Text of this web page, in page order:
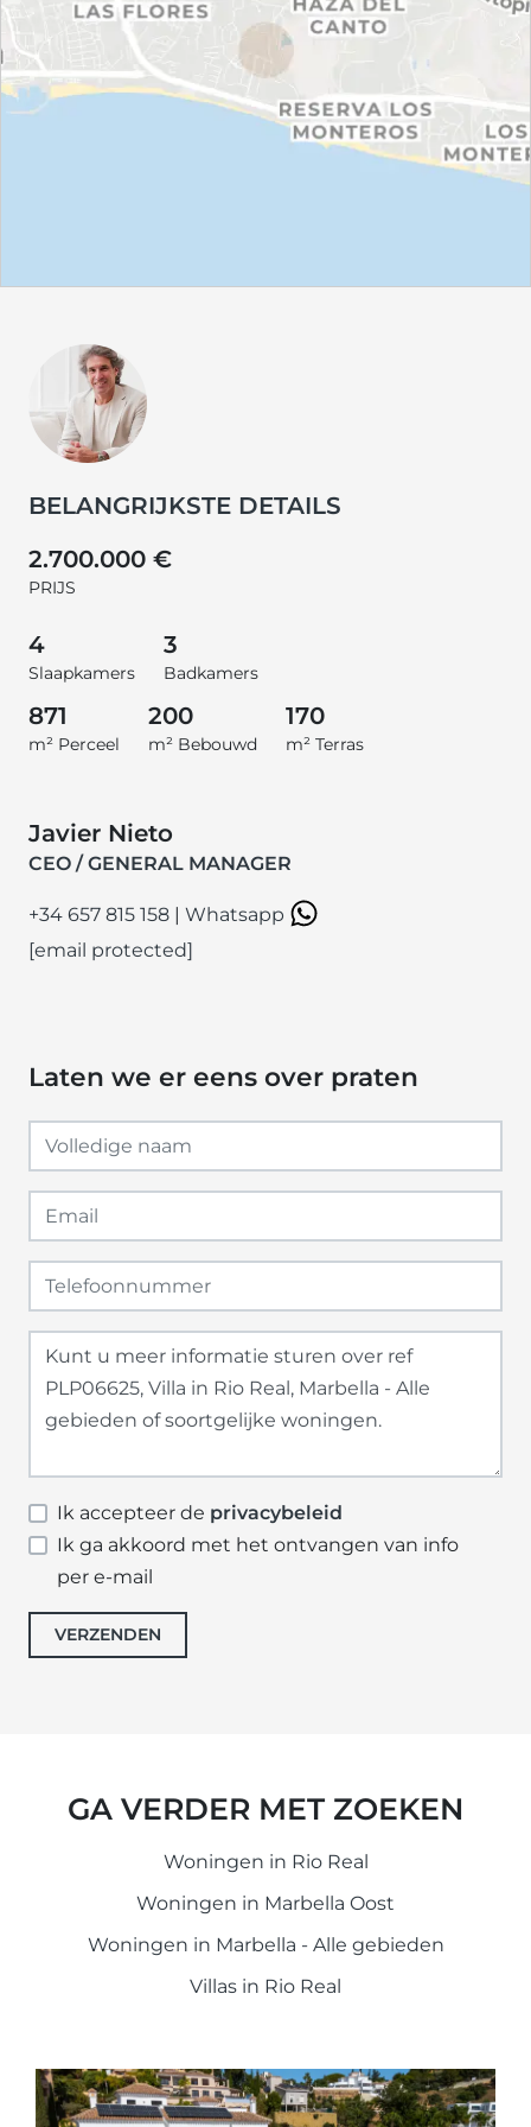
BELANGRIJKSTE DETAILS
2.700.000 €
PRIJS
4
Slaapkamers
3
Badkamers
871
m² Perceel
200
m² Bebouwd
170
m² Terras
Javier Nieto
CEO / GENERAL MANAGER
+34 657 815 158 | Whatsapp
[email protected]
Laten we er eens over praten
Ik accepteer de privacybeleid
Ik ga akkoord met het ontvangen van info
per e-mail
VERZENDEN
GA VERDER MET ZOEKEN
Woningen in Rio Real
Woningen in Marbella Oost
Woningen in Marbella - Alle gebieden
Villas in Rio Real